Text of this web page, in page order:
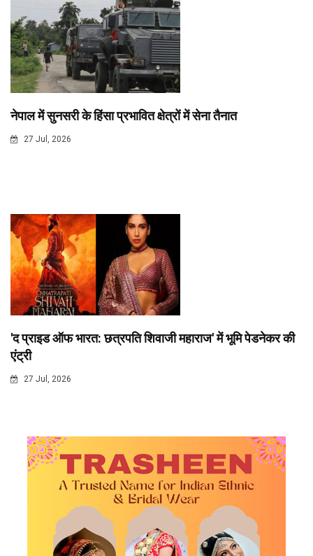
नेपाल में सुनसरी के हिंसा प्रभावित क्षेत्रों में सेना तैनात
27 Jul, 2026
'द प्राइड ऑफ भारत: छत्रपति शिवाजी महाराज' में भूमि पेडनेकर की
एंट्री
27 Jul, 2026